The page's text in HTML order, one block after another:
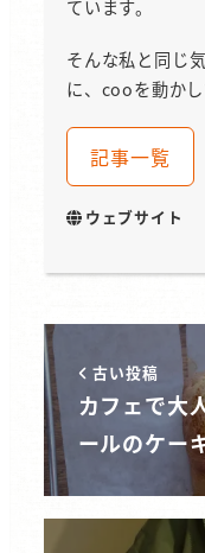
ています。
そんな私と同じ
に、cooを動かし
記事一覧
ウェブサイト
古い投稿
カフェで大
ールのケー